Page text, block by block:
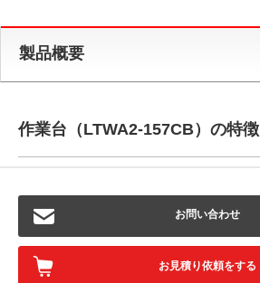
製品概要
作業台（LTWA2-157CB）の特徴
お問い合わせ
お見積り依頼をする